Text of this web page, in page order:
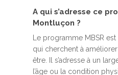
A qui s’adresse ce
Montluçon ?
Le programme MBSR
qui cherchent à
être. Il s’adresse à un
l’âge ou la condition